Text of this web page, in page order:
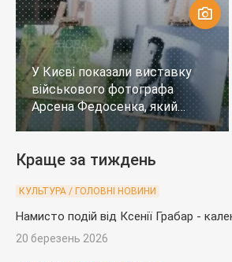
У Києві показали виставку
військового фотографа
Арсена Федосенка, який
загинув на війні
Краще за тиждень
КУЛЬТУРА / ГОЛОВНІ НОВИНИ
Намисто подій від Ксенії Грабар -
20 березень 2026